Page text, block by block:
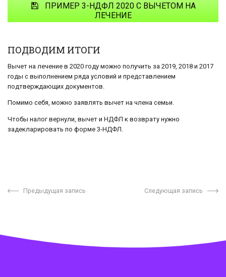
ПРИМЕР 3-НДФЛ 2020 С ВЫЧЕТОМ НА
ЛЕЧЕНИЕ
ПОДВОДИМ ИТОГИ
Вычет на лечение в 2020 году можно получить за 2019, 2018 и 2017
годы с выполнением ряда условий и представлением
подтверждающих документов.
Помимо себя, можно заявлять вычет на члена семьи.
Чтобы налог вернули, вычет и НДФЛ к возврату нужно
задекларировать по форме 3-НДФЛ.
Предыдущая запись Следующая запись